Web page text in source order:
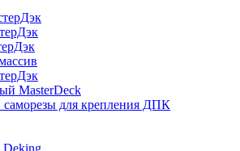
MasterDeck
для крепления ДПК